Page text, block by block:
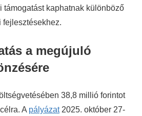
támogatást kaphatnak különböző
a megújuló
38,8 millió forintot
A pályázat2025. október 27-